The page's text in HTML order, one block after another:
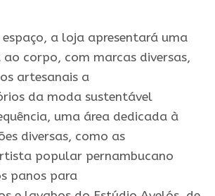
a loja apresentará uma
corpo, com marcas diversas,
artesanais a
da moda sustentável
uma área dedicada à
diversas, como as
popular pernambucano
panos para